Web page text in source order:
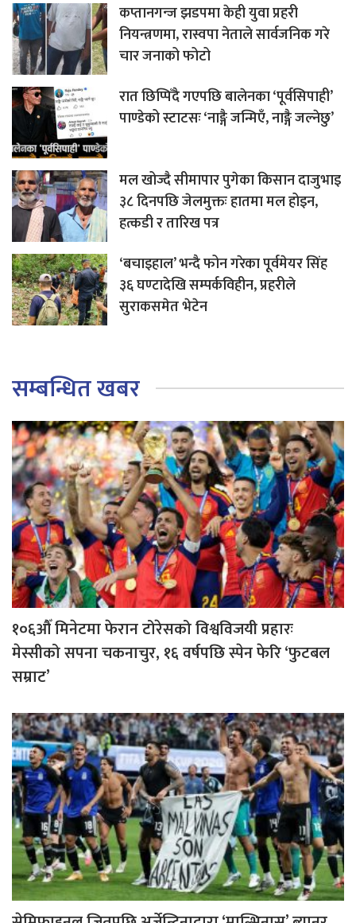
कप्तानगन्ज झडपमा केही युवा प्रहरी
नियन्त्रणमा, रास्वपा नेताले सार्वजनिक गरे
चार जनाको फोटो
रात छिप्पिँदै गएपछि बालेनका ‘पूर्वसिपाही’
पाण्डेको स्टाटसः ‘नाङ्गै जन्मिएँ, नाङ्गै जल्नेछु’
मल खोज्दै सीमापार पुगेका किसान दाजुभाइ
३८ दिनपछि जेलमुक्तः हातमा मल होइन,
हत्कडी र तारिख पत्र
‘बचाइहाल’ भन्दै फोन गरेका पूर्वमेयर सिंह
३६ घण्टादेखि सम्पर्कविहीन, प्रहरीले
सुराकसमेत भेटेन
सम्बन्धित खबर
१०६औँ मिनेटमा फेरान टोरेसको विश्वविजयी प्रहारः
मेस्सीको सपना चकनाचुर, १६ वर्षपछि स्पेन फेरि ‘फुटबल
सम्राट’